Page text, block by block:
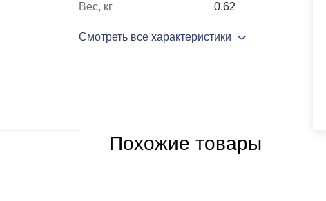
Вес, кг
0.62
Смотреть все характеристики
Похожие товары